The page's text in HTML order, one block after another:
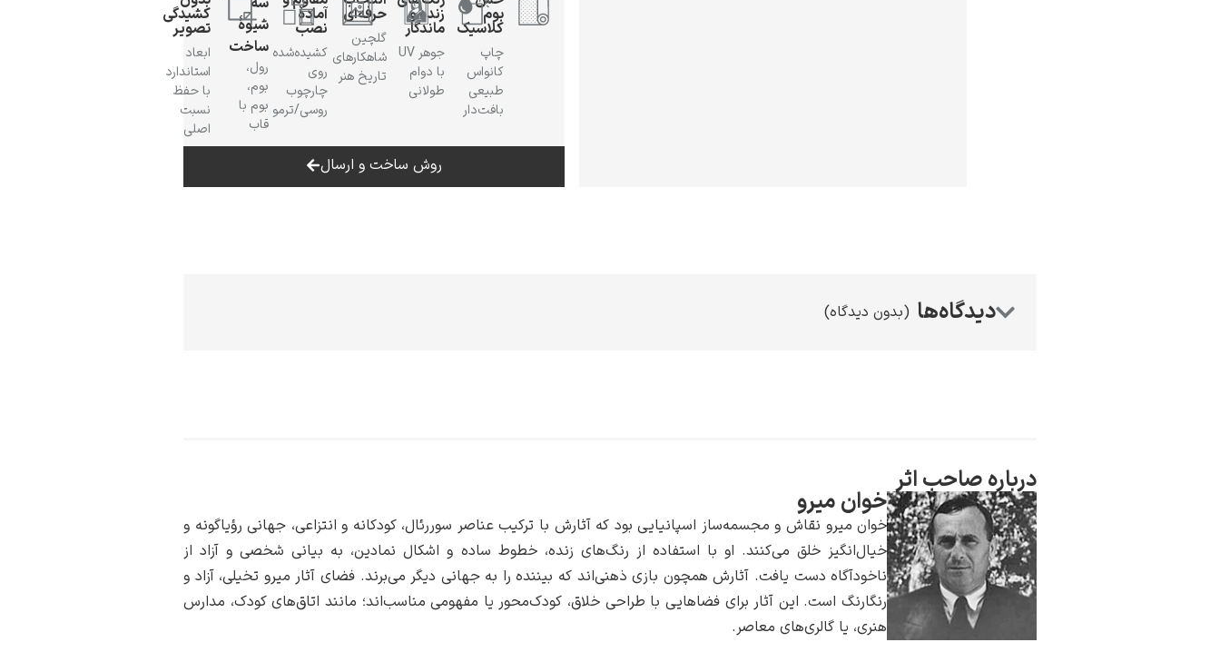
بوم
کلاسیک
چاپ
کانواس
طبیعی
بافت‌دار
زنده و
ماندگار
جوهر UV
با دوام
طولانی
حرفه‌ای
گلچین
شاهکارهای
تاریخ هنر
آمادهٔ
نصب
کشیده‌شده
روی
چارچوب
روسی/ترمو
شیوهٔ
ساخت
رول،
بوم،
بوم با
قاب
کشیدگی
تصویر
ابعاد
استاندارد
با حفظ
نسبت
اصلی
روش ساخت و ارسال
(بدون دیدگاه)
درباره صاحب اثر
خوان میرو
خوان میرو نقاش و مجسمه‌ساز اسپانیایی بود که آثارش با ترکیب عناصر سوررئال، کودکانه و انتزاعی، جهانی رؤیاگونه و
خیال‌انگیز خلق می‌کنند. او با استفاده از رنگ‌های زنده، خطوط ساده و اشکال نمادین، به بیانی شخصی و آزاد از
ناخودآگاه دست یافت. آثارش همچون بازی‌ ذهنی‌اند که بیننده را به جهانی دیگر می‌برند. فضای آثار میرو تخیلی، آزاد و
رنگارنگ است. این آثار برای فضاهایی با طراحی خلاق، کودک‌محور یا مفهومی مناسب‌اند؛ مانند اتاق‌های کودک، مدارس
هنری، یا گالری‌های معاصر.